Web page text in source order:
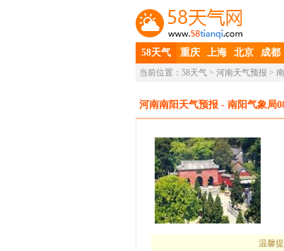
58天气 重庆 上海 北京 成都
当前位置： 58天气 > 河南天气预报 >
河南南阳天气预报 - 南阳气象局
温馨